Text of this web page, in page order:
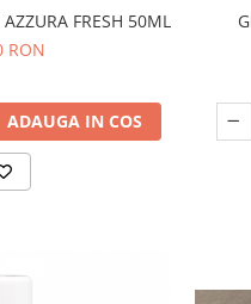
FRESH 50ML
RON
ADAUGA IN COS